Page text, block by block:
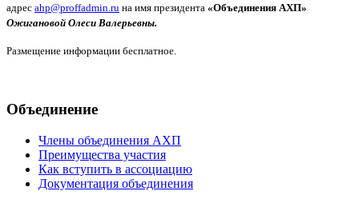
адрес ahp@proffadmin.ru на имя президента «Объединения АХП»
Ожигановой Олеси Валерьевны.
Размещение информации бесплатное.
Объединение
Члены объединения АХП
Преимущества участия
Как вступить в ассоциацию
Документация объединения